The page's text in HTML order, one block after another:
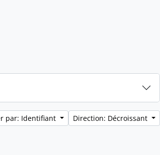
par: Identifiant Direction: Décroissant